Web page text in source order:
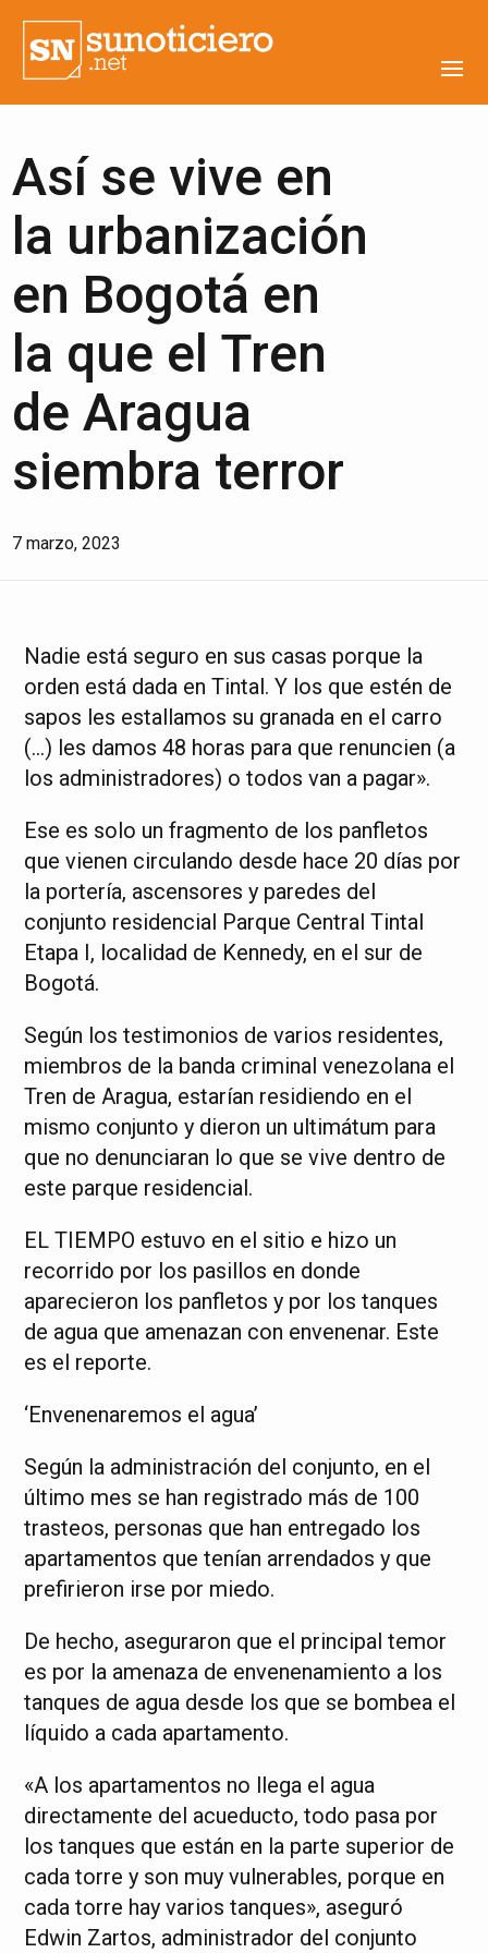
Así se vive en
la urbanización
en Bogotá en
la que el Tren
de Aragua
siembra terror
7 marzo, 2023
Nadie está seguro en sus casas porque la
orden está dada en Tintal. Y los que estén de
sapos les estallamos su granada en el carro
(…) les damos 48 horas para que renuncien (a
los administradores) o todos van a pagar».
Ese es solo un fragmento de los panfletos
que vienen circulando desde hace 20 días por
la portería, ascensores y paredes del
conjunto residencial Parque Central Tintal
Etapa I, localidad de Kennedy, en el sur de
Bogotá.
Según los testimonios de varios residentes,
miembros de la banda criminal venezolana el
Tren de Aragua, estarían residiendo en el
mismo conjunto y dieron un ultimátum para
que no denunciaran lo que se vive dentro de
este parque residencial.
EL TIEMPO estuvo en el sitio e hizo un
recorrido por los pasillos en donde
aparecieron los panfletos y por los tanques
de agua que amenazan con envenenar. Este
es el reporte.
‘Envenenaremos el agua’
Según la administración del conjunto, en el
último mes se han registrado más de 100
trasteos, personas que han entregado los
apartamentos que tenían arrendados y que
prefirieron irse por miedo.
De hecho, aseguraron que el principal temor
es por la amenaza de envenenamiento a los
tanques de agua desde los que se bombea el
líquido a cada apartamento.
«A los apartamentos no llega el agua
directamente del acueducto, todo pasa por
los tanques que están en la parte superior de
cada torre y son muy vulnerables, porque en
cada torre hay varios tanques», aseguró
Edwin Zartos, administrador del conjunto